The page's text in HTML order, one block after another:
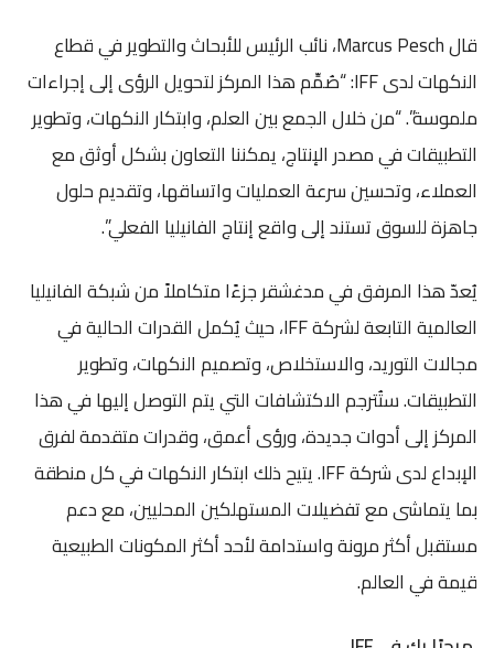
قال Marcus Pesch، نائب الرئيس للأبحاث والتطوير في قطاع
النكهات لدى IFF: “صُمِّم هذا المركز لتحويل الرؤى إلى إجراءات
ملموسة”. “من خلال الجمع بين العلم، وابتكار النكهات، وتطوير
التطبيقات في مصدر الإنتاج، يمكننا التعاون بشكل أوثق مع
العملاء، وتحسين سرعة العمليات واتساقها، وتقديم حلول
جاهزة للسوق تستند إلى واقع إنتاج الفانيليا الفعلي”.
يُعدّ هذا المرفق في مدغشقر جزءًا متكاملاً من شبكة الفانيليا
العالمية التابعة لشركة IFF، حيث يُكمل القدرات الحالية في
مجالات التوريد، والاستخلاص، وتصميم النكهات، وتطوير
التطبيقات. ستُترجم الاكتشافات التي يتم التوصل إليها في هذا
المركز إلى أدوات جديدة، ورؤى أعمق، وقدرات متقدمة لفرق
الإبداع لدى شركة IFF. يتيح ذلك ابتكار النكهات في كل منطقة
بما يتماشى مع تفضيلات المستهلكين المحليين، مع دعم
مستقبل أكثر مرونة واستدامة لأحد أكثر المكونات الطبيعية
قيمة في العالم.